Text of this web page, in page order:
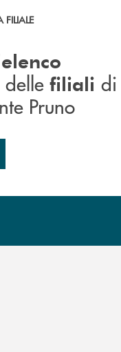
completo&nbsp;
FILIALE
elenco
delle filiali di
Pruno